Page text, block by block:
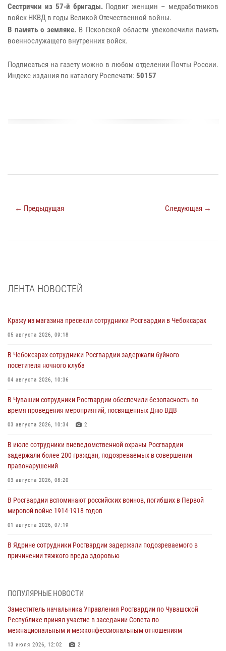
Сестрички из 57-й бригады.Подвиг женщин – медработников
войск НКВД в годы Великой Отечественной войны.
В память о земляке. В Псковской области увековечили память
военнослужащего внутренних войск.
Подписаться на газету можно в любом отделении Почты России.
Индекс издания по каталогу Роспечати: 50157
← Предыдущая Следующая →
ЛЕНТА НОВОСТЕЙ
Кражу из магазина пресекли сотрудники Росгвардии в Чебоксарах
05 августа 2026, 09:18
В Чебоксарах сотрудники Росгвардии задержали буйного
посетителя ночного клуба
04 августа 2026, 10:36
В Чувашии сотрудники Росгвардии обеспечили безопасность во
время проведения мероприятий, посвященных Дню ВДВ
03 августа 2026, 10:34 2
В июле сотрудники вневедомственной охраны Росгвардии
задержали более 200 граждан, подозреваемых в совершении
правонарушений
03 августа 2026, 08:20
В Росгвардии вспоминают российских воинов, погибших в Первой
мировой войне 1914-1918 годов
01 августа 2026, 07:19
В Ядрине сотрудники Росгвардии задержали подозреваемого в
причинении тяжкого вреда здоровью
1 августа – День дежурной службы войск национальной гвардии
Директор Росгвардии Герой России генерал армии Виктор Золотов
поздравил специалистов подразделений тыла с профессиональным
ПОПУЛЯРНЫЕ НОВОСТИ
Заместитель начальника Управления Росгвардии по Чувашской
Республике принял участие в заседании Совета по
межнациональным и межконфессиональным отношениям
13 июля 2026, 12:02 2